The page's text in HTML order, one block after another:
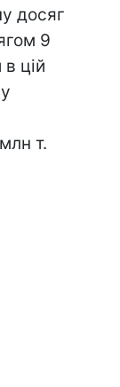
досяг
9
цій
т.